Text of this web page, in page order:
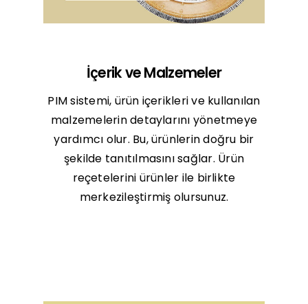
İçerik ve Malzemeler
PIM sistemi, ürün içerikleri ve kullanılan
malzemelerin detaylarını yönetmeye
yardımcı olur. Bu, ürünlerin doğru bir
şekilde tanıtılmasını sağlar. Ürün
reçetelerini ürünler ile birlikte
merkezileştirmiş olursunuz.